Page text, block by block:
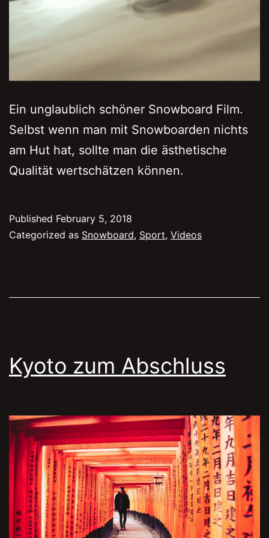
Ein unglaublich schöner Snowboard Film.
Selbst wenn man mit Snowboarden nichts
am Hut hat, sollte man die ästhetische
Qualität wertschätzen können.
Published February 5, 2018
Categorized as Snowboard, Sport, Videos
Kyoto zum Abschluss